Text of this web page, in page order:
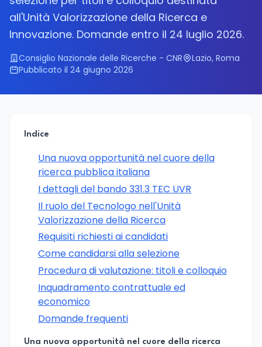
all'Unità Valorizzazione della Ricerca e
Innovazione. Domande entro il 24 luglio 2026.
Consiglio Nazionale delle Ricerche - CNR
Lazio, Roma
Pubblicato il 24 giugno 2026
Indice
Una nuova opportunità nel cuore della
ricerca pubblica italiana
I dettagli del bando 331.3 TEC UVR
Il ruolo del Tecnologo nell'Unità
Valorizzazione della Ricerca
Requisiti richiesti ai candidati
Come candidarsi alla selezione
Procedura di valutazione: titoli e colloquio
Inquadramento contrattuale ed
economico
Domande frequenti
Una nuova opportunità nel cuore della ricerca